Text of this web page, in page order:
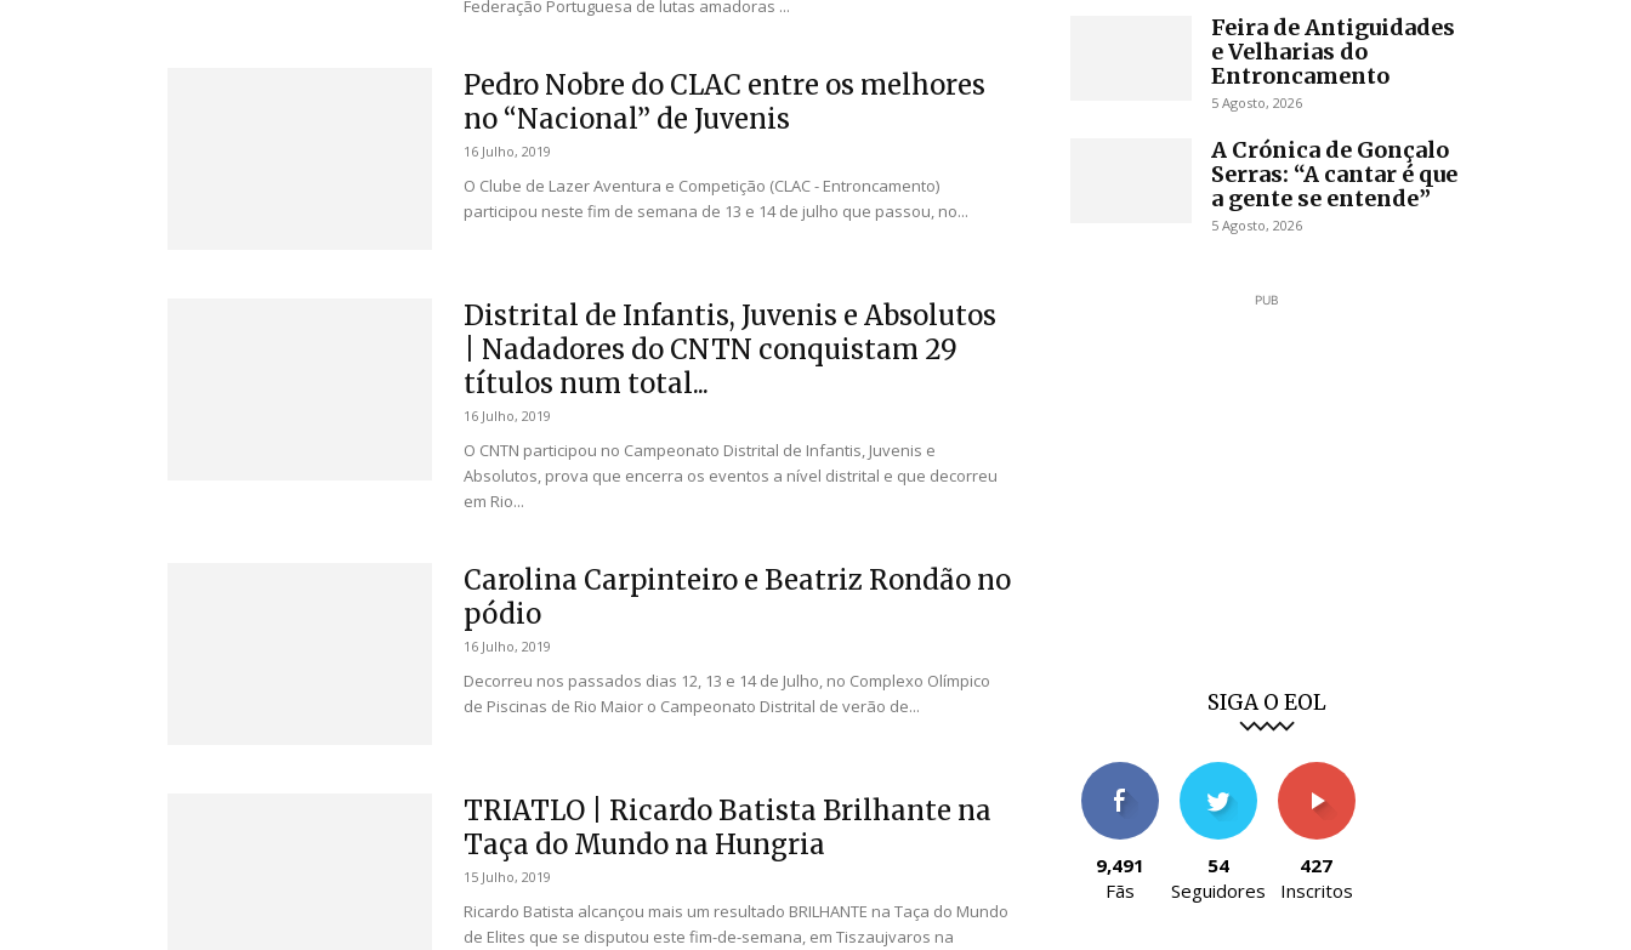
Federação Portuguesa de lutas amadoras ...
Pedro Nobre do CLAC entre os melhores
no “Nacional” de Juvenis
16 Julho, 2019
O Clube de Lazer Aventura e Competição (CLAC - Entroncamento)
participou neste fim de semana de 13 e 14 de julho que passou, no...
Distrital de Infantis, Juvenis e Absolutos
| Nadadores do CNTN conquistam 29
títulos num total...
16 Julho, 2019
O CNTN participou no Campeonato Distrital de Infantis, Juvenis e
Absolutos, prova que encerra os eventos a nível distrital e que decorreu
em Rio...
Carolina Carpinteiro e Beatriz Rondão no
pódio
16 Julho, 2019
Decorreu nos passados dias 12, 13 e 14 de Julho, no Complexo Olímpico
de Piscinas de Rio Maior o Campeonato Distrital de verão de...
TRIATLO | Ricardo Batista Brilhante na
Taça do Mundo na Hungria
15 Julho, 2019
Ricardo Batista alcançou mais um resultado BRILHANTE na Taça do Mundo
de Elites que se disputou este fim-de-semana, em Tiszaujvaros na
Feira de Antiguidades
e Velharias do
Entroncamento
5 Agosto, 2026
A Crónica de Gonçalo
Serras: “A cantar é que
a gente se entende”
5 Agosto, 2026
PUB
SIGA O EOL
9,491
Fãs
54
Seguidores
427
Inscritos